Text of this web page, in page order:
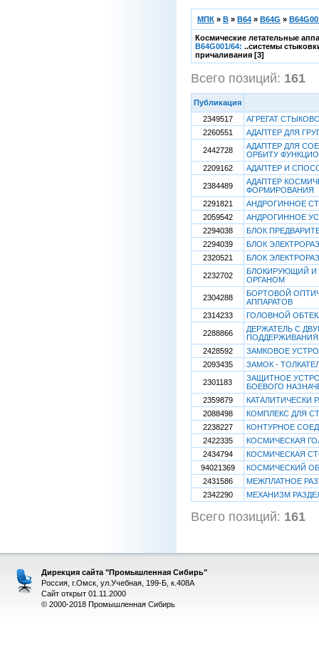
МПК » B » B64 » B64G »
Космические летательные
B64G001/64: ..системы
причаливания [3]
Всего позиций: 161
Публикация
2349517
АГРЕГАТ
2260551
АДАПТЕР ДЛЯ
2442728
АДАПТЕР ДЛЯ
ОРБИТУ
2209162
АДАПТЕР И
2384489
АДАПТЕР
ФОРМИРОВАНИЯ
2291821
АНДРОГИННОЕ
2059542
АНДРОГИННОЕ
2294038
БЛОК
2294039
БЛОК
2320521
БЛОК
2232702
БЛОКИРУЮЩИЙ И
ОРГАНОМ
2304288
БОРТОВОЙ
АППАРАТОВ
2314233
ГОЛОВНОЙ
2288866
ДЕРЖАТЕЛЬ С
ПОДДЕРЖИВАНИЯ
2428592
ЗАМКОВОЕ
2093435
ЗАМОК -
2301183
ЗАЩИТНОЕ
БОЕВОГО
2359879
КАТАЛИТИЧЕСКИ
2088498
КОМПЛЕКС ДЛЯ
2238227
КОНТУРНОЕ
2422335
КОСМИЧЕСКАЯ
2434794
КОСМИЧЕСКАЯ
94021369
КОСМИЧЕСКИЙ
2431586
МЕЖПЛАТНОЕ
2342290
МЕХАНИЗМ
Всего позиций: 161
Дирекция сайта "Промышленная Сибирь"
Россия, г.Омск, ул.Учебная, 199-Б, к.408А
Сайт открыт 01.11.2000
© 2000-2018 Промышленная Сибирь